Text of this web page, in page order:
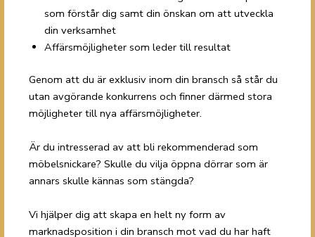
som förstår dig samt din önskan om att utveckla
din verksamhet
Affärsmöjligheter som leder till resultat
Genom att du är exklusiv inom din bransch så står du
utan avgörande konkurrens och finner därmed stora
möjligheter till nya affärsmöjligheter.
Är du intresserad av att bli rekommenderad som
möbelsnickare? Skulle du vilja öppna dörrar som är
annars skulle kännas som stängda?
Vi hjälper dig att skapa en helt ny form av
marknadsposition i din bransch mot vad du har haft